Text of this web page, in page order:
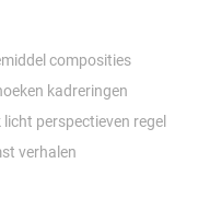
composities
kadreringen
licht perspectieven regel
verhalen